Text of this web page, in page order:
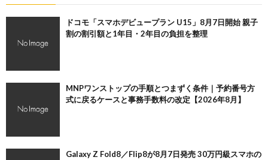
ドコモ「スマホデビュープラン U15」8月7日開始 親子
割の割引額と1年目・2年目の負担を整理
MNPワンストップの手順とつまずく条件｜予約番号方
式に戻るケースと事務手数料の改定【2026年8月】
Galaxy Z Fold8／Flip8が8月7日発売 30万円級スマホの